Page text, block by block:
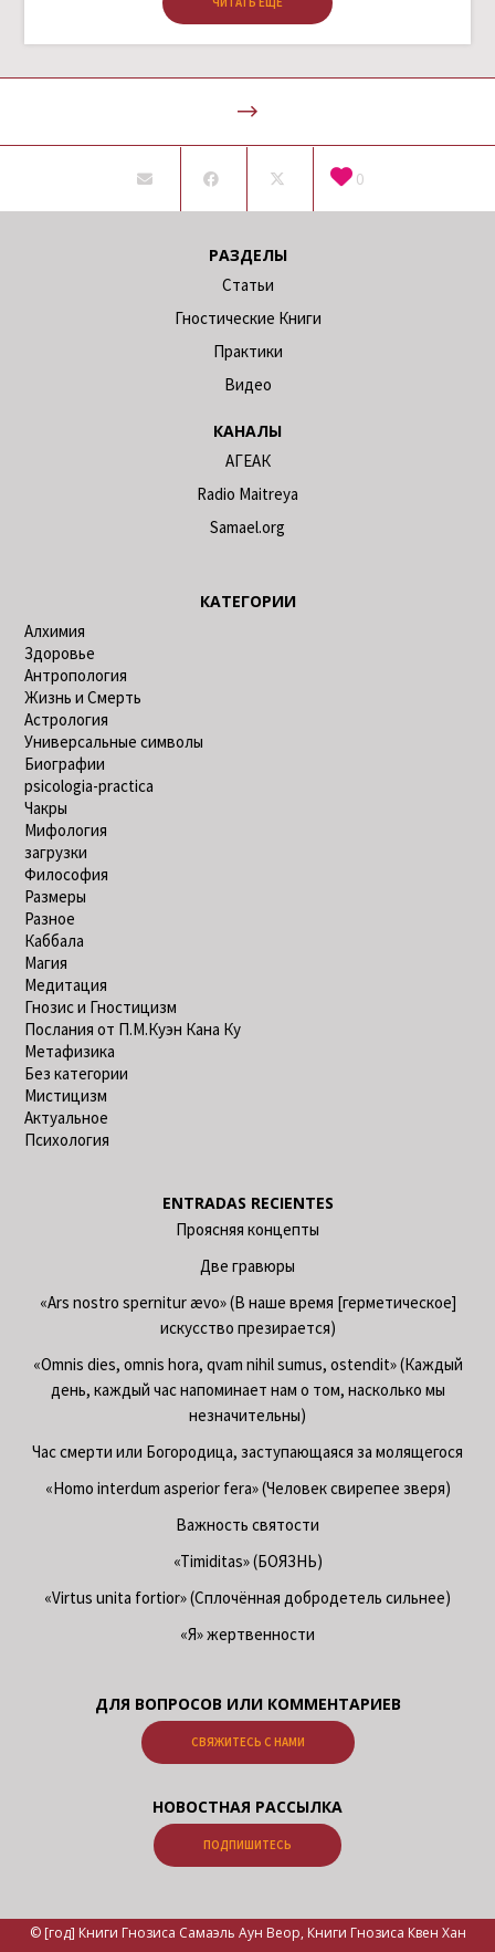
0
РАЗДЕЛЫ
Статьи
Гностические Книги
Практики
Видео
КАНАЛЫ
АГЕАК
Radio Maitreya
Samael.org
КАТЕГОРИИ
Алхимия
Здоровье
Антропология
Жизнь и Смерть
Астрология
Универсальные символы
Биографии
psicologia-practica
Чакры
Мифология
загрузки
Философия
Размеры
Разное
Каббала
Магия
Медитация
Гнозис и Гностицизм
Послания от П.М.Куэн Кана Ку
Метафизика
Без категории
Мистицизм
Актуальное
Психология
ENTRADAS RECIENTES
Проясняя концепты
Две гравюры
«Ars nostro spernitur ævo» (В наше время [герметическое]
искусство презирается)
«Omnis dies, omnis hora, qvam nihil sumus, ostendit» (Каждый
день, каждый час напоминает нам о том, насколько мы
незначительны)
Час смерти или Богородица, заступающаяся за молящегося
«Homo interdum asperior fera» (Человек свирепее зверя)
Важность святости
«Timiditas» (БОЯЗНЬ)
«Virtus unita fortior» (Сплочённая добродетель сильнее)
«Я» жертвенности
ДЛЯ ВОПРОСОВ ИЛИ КОММЕНТАРИЕВ
СВЯЖИТЕСЬ С НАМИ
НОВОСТНАЯ РАССЫЛКА
ПОДПИШИТЕСЬ
© [год] Книги Гнозиса Самаэль Аун Веор, Книги Гнозиса Квен Хан